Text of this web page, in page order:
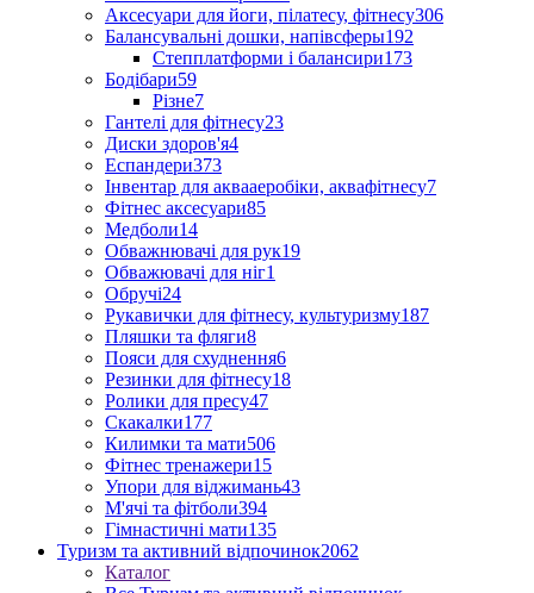
Аксесуари для йоги, пілатесу, фітнесу306
Балансувальні дошки, напівсферы192
Степплатформи і балансири173
Бодібари59
Різне7
Гантелі для фітнесу23
Диски здоров'я4
Еспандери373
Інвентар для аквааеробіки, аквафітнесу7
Фітнес аксесуари85
Медболи14
Обважнювачі для рук19
Обважювачі для ніг1
Обручі24
Рукавички для фітнесу, культуризму187
Пляшки та фляги8
Пояси для схуднення6
Резинки для фітнесу18
Ролики для пресу47
Скакалки177
Килимки та мати506
Фітнес тренажери15
Упори для віджимань43
М'ячі та фітболи394
Гімнастичні мати135
Туризм та активний відпочинок2062
Каталог